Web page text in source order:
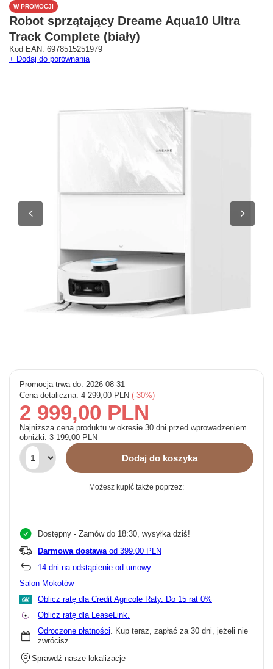
W PROMOCJI
Robot sprzątający Dreame Aqua10 Ultra
Track Complete (biały)
Kod EAN: 6978515251979
+ Dodaj do porównania
Cena detaliczna: 4 299,00 PLN -30%
2 999,00 PLN
Najniższa cena produktu w okresie 30 dni przed wprowadzeniem
obniżki: 3 199,00 PLN
Promocja trwa do: 2026-08-31
Dodaj do koszyka
Możesz kupić także poprzez:
Dostępny - Zamów do 18:30, wysyłka dziś!
Darmowa dostawa od 399,00 PLN
14 dni na odstąpienie od umowy
Salon Mokotów
Oblicz ratę dla Credit Agricole Raty.
Oblicz ratę dla LeaseLink.
Odroczone płatności. Kup teraz, zapłać za 30 dni, jeżeli nie
zwrócisz
Sprawdź nasze lokalizacje
Westfield Mokotów
ul. Głębocka 15
03-287 Warszawa